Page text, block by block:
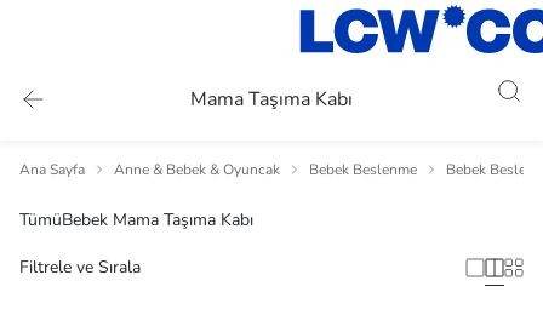
Mama Taşıma Kabı
Ana Sayfa Anne & Bebek & Oyuncak Bebek Beslenme Bebek
TümüBebek Mama Taşıma Kabı
Filtrele ve Sırala